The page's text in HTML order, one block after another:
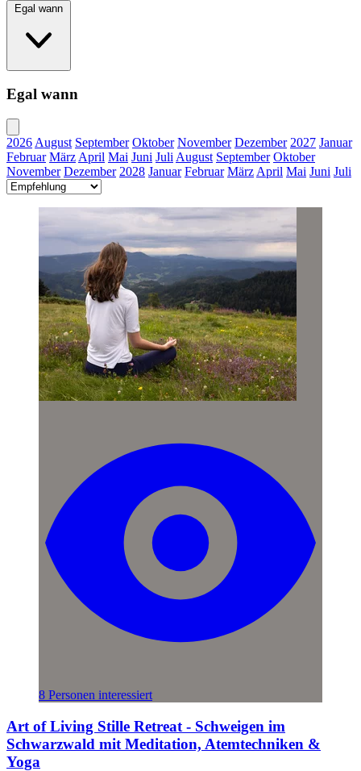
Egal wann
Egal wann
2026 August September Oktober November Dezember 2027 Januar
Februar März April Mai Juni Juli August September Oktober
November Dezember 2028 Januar Februar März April Mai Juni Juli
8 Personen interessiert
Art of Living Stille Retreat - Schweigen im
Schwarzwald mit Meditation, Atemtechniken &
Yoga